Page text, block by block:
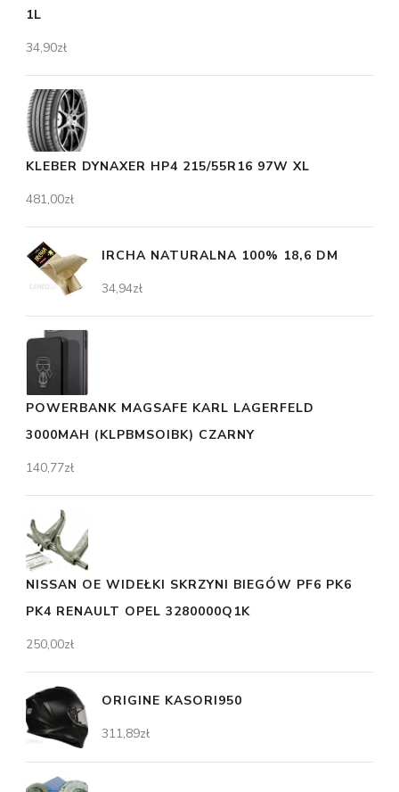
1L
34,90zł
KLEBER DYNAXER HP4 215/55R16 97W XL
481,00zł
IRCHA NATURALNA 100% 18,6 DM
34,94zł
POWERBANK MAGSAFE KARL LAGERFELD
3000MAH (KLPBMSOIBK) CZARNY
140,77zł
NISSAN OE WIDEŁKI SKRZYNI BIEGÓW PF6 PK6
PK4 RENAULT OPEL 3280000Q1K
250,00zł
ORIGINE KASORI950
311,89zł